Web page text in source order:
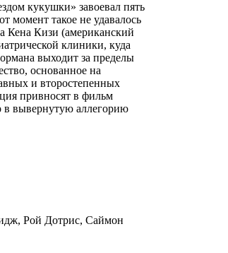
кукушки» завоевал пять
момент такое не удавалось
Кена Кизи (американский
клиники, куда
выходит за пределы
основанное на
и второстепенных
привносят в фильм
в вывернутую аллегорию
Рой Дотрис, Саймон